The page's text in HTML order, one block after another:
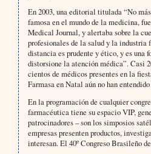
En 2003, una editorial titulada “No
famosa en el mundo de la medicina,
Medical Journal, y alertaba sobre la
profesionales de la salud y la industria
distancia es prudente y ético, y es una
distorsione la atención médica”. Casi
cientos de médicos presentes en la
Farmasa en Natal aún no han
En la programación de cualquier
farmacéutica tiene su espacio VIP,
patrocinadores – son los simposios
empresas presenten productos,
interesan. El 40º Congreso Brasileño